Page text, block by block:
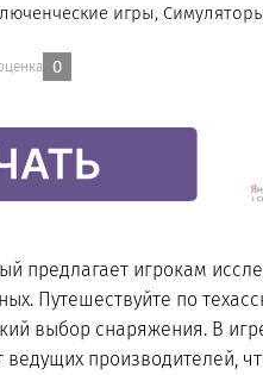
игры,
0
предлагает игрокам
Путешествуйте по
выбор снаряжения. В
производителей,